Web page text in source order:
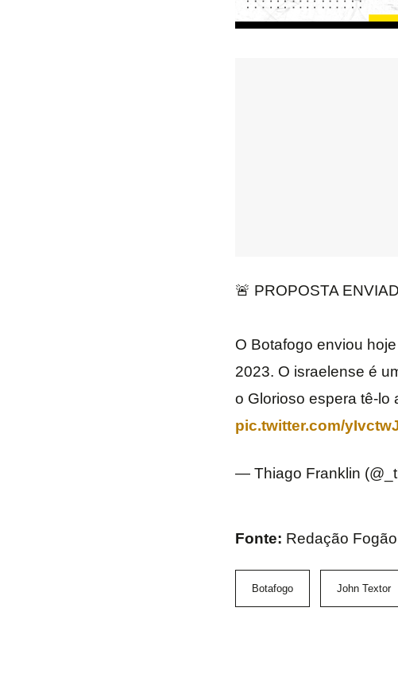
🚨 PROPOSTA
O Botafogo enviou
2023. O israelense é
o Glorioso espera tê-lo
pic.twitter.com/
— Thiago Franklin
Fonte: Redação
Botafogo John Textor